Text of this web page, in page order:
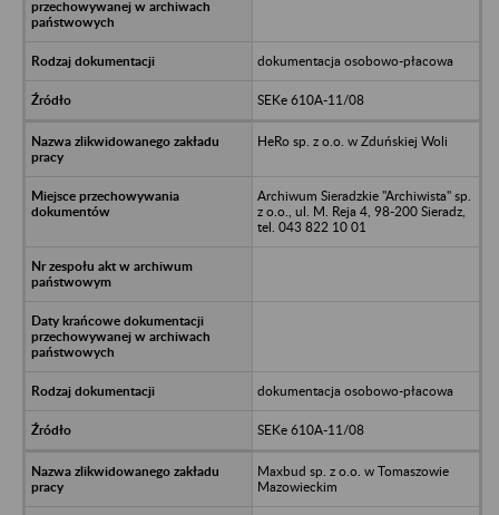
dokumentacja osobowo-płacowa
SEKe 610A-11/08
HeRo sp. z o.o. w Zduńskiej Woli
Archiwum Sieradzkie "Archiwista" sp.
z o.o., ul. M. Reja 4, 98-200 Sieradz,
tel. 043 822 10 01
dokumentacja osobowo-płacowa
SEKe 610A-11/08
Maxbud sp. z o.o. w Tomaszowie
Mazowieckim